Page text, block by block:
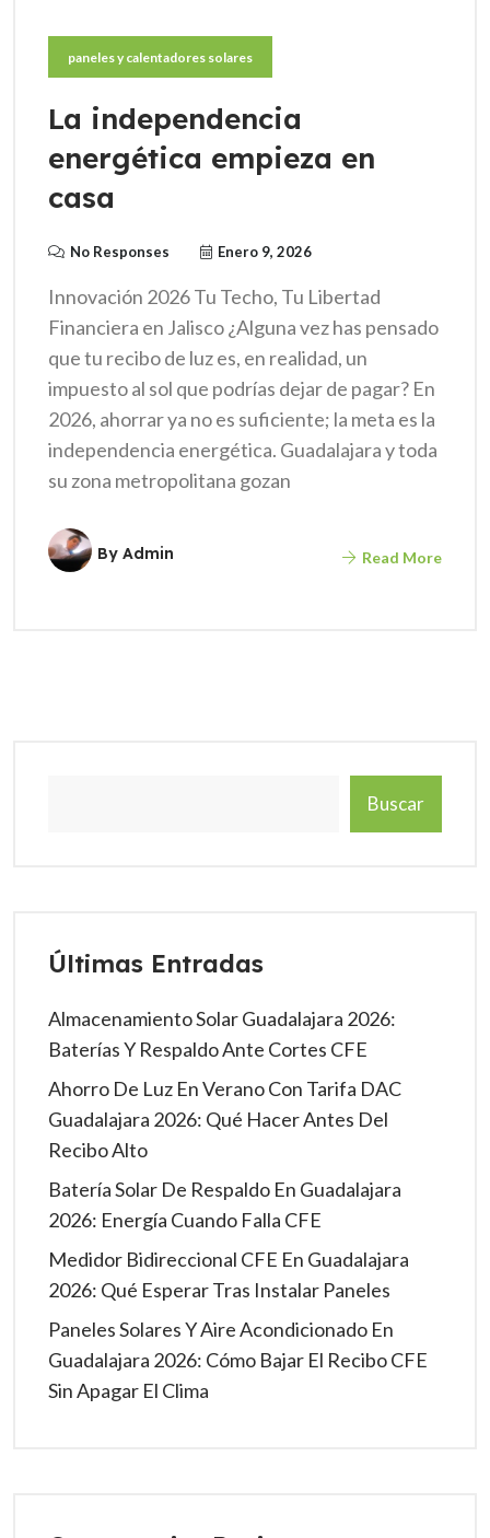
paneles y calentadores solares
La independencia
energética empieza en
casa
No Responses Enero 9, 2026
Innovación 2026 Tu Techo, Tu Libertad
Financiera en Jalisco ¿Alguna vez has pensado
que tu recibo de luz es, en realidad, un
impuesto al sol que podrías dejar de pagar? En
2026, ahorrar ya no es suficiente; la meta es la
independencia energética. Guadalajara y toda
su zona metropolitana gozan
By Admin Read More
Buscar
Últimas Entradas
Almacenamiento Solar Guadalajara 2026:
Baterías Y Respaldo Ante Cortes CFE
Ahorro De Luz En Verano Con Tarifa DAC
Guadalajara 2026: Qué Hacer Antes Del
Recibo Alto
Batería Solar De Respaldo En Guadalajara
2026: Energía Cuando Falla CFE
Medidor Bidireccional CFE En Guadalajara
2026: Qué Esperar Tras Instalar Paneles
Paneles Solares Y Aire Acondicionado En
Guadalajara 2026: Cómo Bajar El Recibo CFE
Sin Apagar El Clima